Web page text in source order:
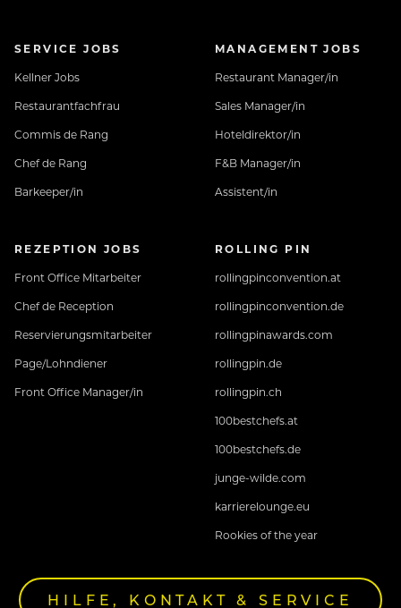
SERVICE JOBS
Kellner Jobs
Restaurantfachfrau
Commis de Rang
Chef de Rang
Barkeeper/in
MANAGEMENT JOBS
Restaurant Manager/in
Sales Manager/in
Hoteldirektor/in
F&B Manager/in
Assistent/in
REZEPTION JOBS
Front Office Mitarbeiter
Chef de Reception
Reservierungsmitarbeiter
Page/Lohndiener
Front Office Manager/in
ROLLING PIN
rollingpinconvention.at
rollingpinconvention.de
rollingpinawards.com
rollingpin.de
rollingpin.ch
100bestchefs.at
100bestchefs.de
junge-wilde.com
karrierelounge.eu
Rookies of the year
HILFE, KONTAKT & SERVICE